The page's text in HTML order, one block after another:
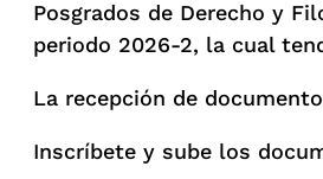
Posgrados de Derecho y
periodo 2026-2, la cual
La recepción de
Inscríbete y sube los